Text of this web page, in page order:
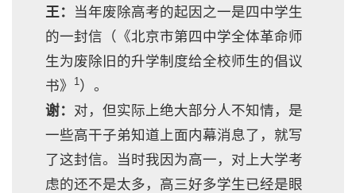
王：
当年废除高考的起因之一是四中学生
的一封信（《北京市第四中学全体革命师
生为废除旧的升学制度给全校师生的倡议
书》
1）。
谢： 对，但实际上绝大部分人不知情，是
一些高干子弟知道上面内幕消息了，就写
了这封信。当时我因为高一，对上大学考
虑的还不是太多，高三好多学生已经是眼